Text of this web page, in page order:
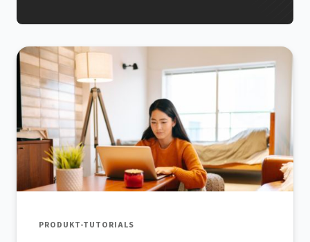
PRODUKT-TUTORIALS